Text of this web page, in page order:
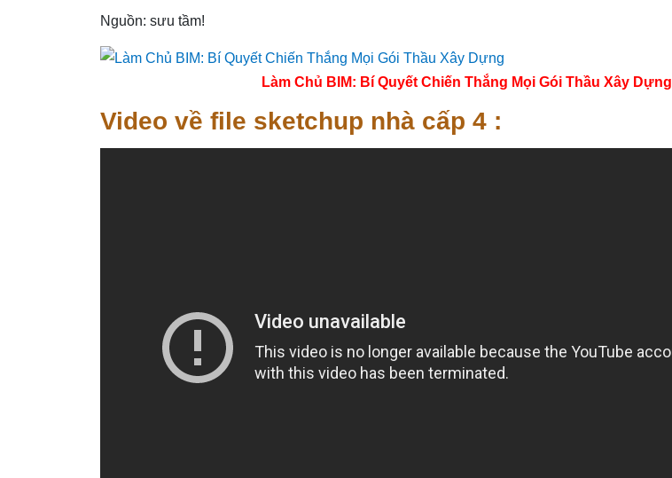
Nguồn: sưu tầm!
Làm Chủ BIM: Bí Quyết Chiến Thắng Mọi Gói Thầu Xây Dựng
Video về file sketchup nhà cấp 4 :